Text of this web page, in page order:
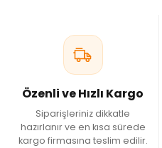
Özenli ve Hızlı Kargo
Siparişleriniz dikkatle
hazırlanır ve en kısa sürede
kargo firmasına teslim edilir.